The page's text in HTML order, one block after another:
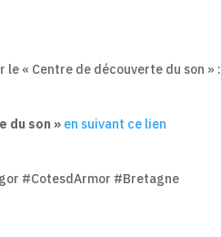
« Centre de découverte du son » :
du son » en suivant ce lien
#CotesdArmor #Bretagne